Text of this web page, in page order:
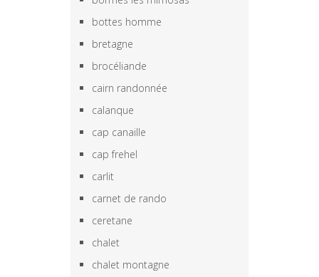
bottes homme
bretagne
brocéliande
cairn randonnée
calanque
cap canaille
cap frehel
carlit
carnet de rando
ceretane
chalet
chalet montagne